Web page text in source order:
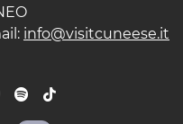
info@visitcuneese.it